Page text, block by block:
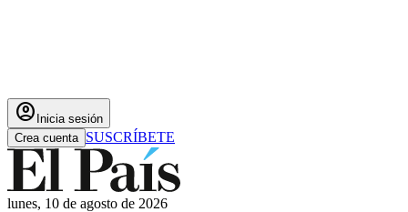
account_circle Inicia sesión
Crea cuenta SUSCRÍBETE
lunes, 10 de agosto de 2026